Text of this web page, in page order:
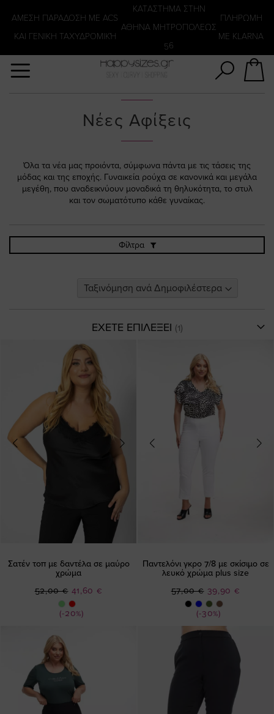
ΑΜΕΣΗ ΠΑΡΑΔΟΣΗ ΜΕ ACS
ΚΑΙ ΓΕΝΙΚΗ ΤΑΧΥΔΡΟΜΙΚΉ
KATΑΣΤΗΜΑ ΣΤΗΝ
ΑΘΗΝΑ ΜΗΤΡΟΠΟΛΕΩΣ
56
ΠΛΗΡΩΜΗ
ΜΕ KLARNA
Νέες Αφίξεις
Όλα τα νέα μας προιόντα, σύμφωνα πάντα με τις τάσεις της
μόδας και της εποχής. Γυναικεία ρούχα σε κανονικά και μεγάλα
μεγέθη, που αναδεικνύουν μοναδικά τη θηλυκότητα, το στυλ
και τον σωματότυπο κάθε γυναίκας.
Φίλτρα
ΕΧΕΤΕ ΕΠΙΛΕΞΕΙ
Σατέν τοπ με δαντέλα σε μαύρο
χρώμα
(-20%)
Ειδική
Τιμή
41,60 €
52,00 €
Παντελόνι γκρο 7/8 με σκίσιμο σε
λευκό χρώμα plus size
(-30%)
Ειδική
Τιμή
39,90 €
57,00 €
Αναζήτηση